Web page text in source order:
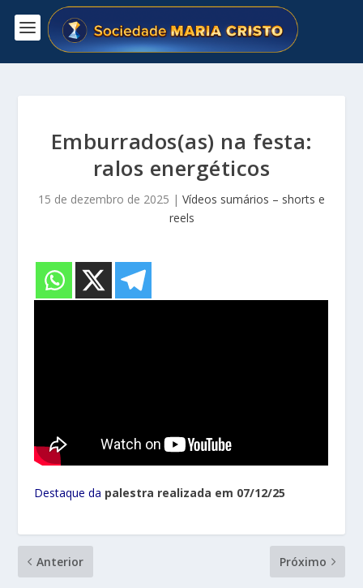
Emburrados(as) na festa:
ralos energéticos
15 de dezembro de 2025 | Vídeos sumários – shorts e
reels
Destaque da palestra realizada em 07/12/25
Anterior Próximo